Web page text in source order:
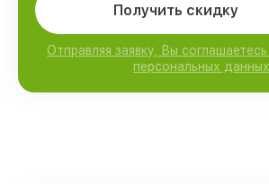
Получить скидку
Отправляя заявку, Вы
персональных данных